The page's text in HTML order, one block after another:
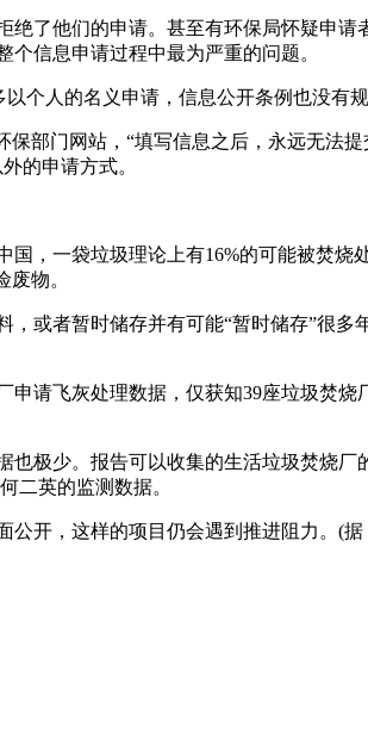
了他们的申请。甚至有环保局怀疑申
信息申请过程中最为严重的问题。
个人的名义申请，信息公开条例也没有
部门网站，“填写信息之后，永远无法
的申请方式。
，一袋垃圾理论上有16%的可能被焚烧
物。
或者暂时储存并有可能“暂时储存”很多
请飞灰处理数据，仅获知39座垃圾焚
极少。报告可以收集的生活垃圾焚烧厂
二英的监测数据。
开，这样的项目仍会遇到推进阻力。(